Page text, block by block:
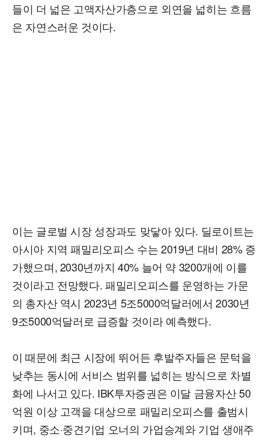
들이 더 넓은 고액자산가층으로 외연을 넓히는 흐름
은 자연스러운 것이다.
이는 글로벌 시장 성장과도 맞닿아 있다. 딜로이트는
아시아 지역 패밀리오피스 수는 2019년 대비 28% 증
가했으며, 2030년까지 40% 늘어 약 3200개에 이를
것이라고 전망했다. 패밀리오피스를 운영하는 가문
의 총자산 역시 2023년 5조5000억달러에서 2030년
9조5000억달러로 급증할 것이라 예측했다.
이 때문에 최근 시장에 뛰어든 후발주자들은 문턱을
낮추는 동시에 서비스 범위를 넓히는 방식으로 차별
화에 나서고 있다. IBK투자증권은 이달 금융자산 50
억원 이상 고객을 대상으로 패밀리오피스를 출범시
키며, 중소·중견기업 오너의 가업승계와 기업 생애주